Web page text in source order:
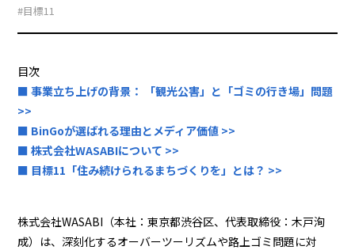
#目標11
目次
■ 事業立ち上げの背景： 「観光公害」と「ゴミの行き場」問題
>>
■ BinGoが選ばれる理由とメディア価値 >>
■ 株式会社WASABIについて >>
■ 目標11「住み続けられるまちづくりを」とは？ >>
株式会社WASABI（本社：東京都渋谷区、代表取締役：木戸洵
成）は、深刻化するオーバーツーリズムや路上ゴミ問題に対